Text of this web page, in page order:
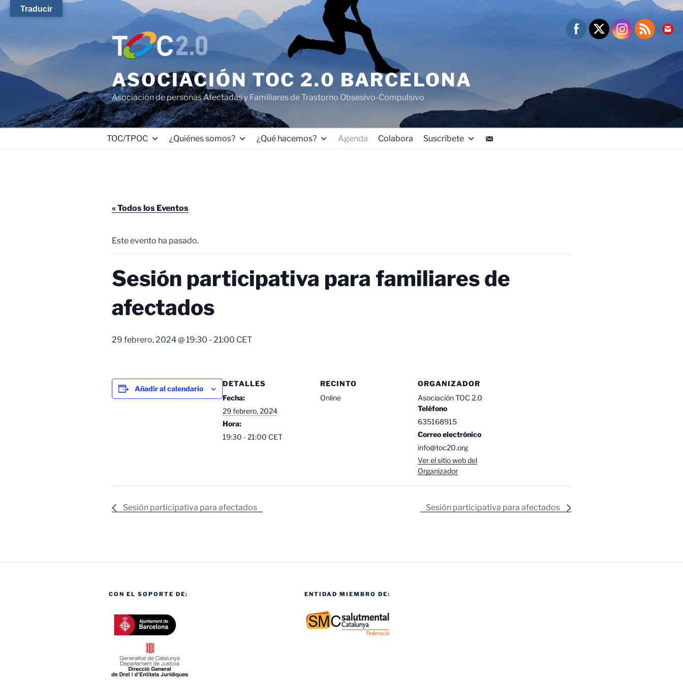
Saltar
ASOCIACIÓN TOC 2.0 BARCELONA
Asociación de personas Afectadas y Familiares de Trastorno Obsesivo-Compulsivo
TOC/TPOC ¿Quiénes somos? ¿Qué hacemos? Agenda Colabora Suscríbete
« Todos los Eventos
Este evento ha pasado.
Sesión participativa para familiares de
afectados
29 febrero, 2024 @ 19:30 - 21:00 CET
Añadir al calendario
DETALLES
Fecha:
29 febrero, 2024
Hora:
19:30 - 21:00 CET
RECINTO
Online
ORGANIZADOR
Asociación TOC 2.0
Teléfono
635168915
Correo electrónico
info@toc20.org
Ver el sitio web del
Organizador
Sesión participativa para afectados Sesión participativa para afectados
CON EL SOPORTE DE: ENTIDAD MIEMBRO DE:
Traducir